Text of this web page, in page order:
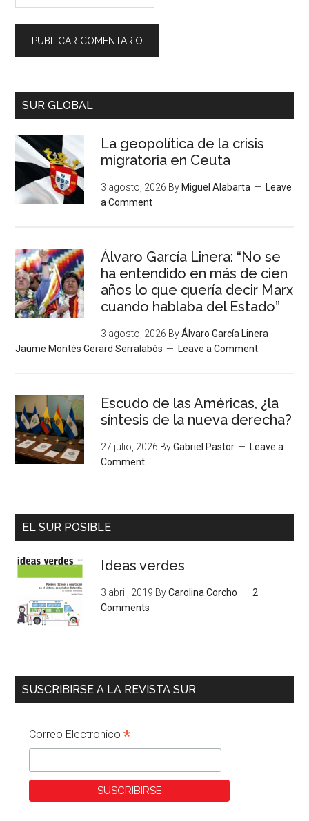
SUR GLOBAL
La geopolítica de la crisis
migratoria en Ceuta
3 agosto, 2026 By Miguel Alabarta
Leave
a Comment
Álvaro García Linera: “No se
ha entendido en más de cien
años lo que quería decir Marx
cuando hablaba del Estado”
3 agosto, 2026 ByÁlvaro García Linera
Jaume Montés Gerard Serralabós
Leave a Comment
Escudo de las Américas, ¿la
síntesis de la nueva derecha?
27 julio, 2026 ByGabriel Pastor
Leave a
Comment
EL SUR POSIBLE
Ideas verdes
3 abril, 2019 ByCarolina Corcho
2
Comments
SUSCRIBIRSE A LA REVISTA SUR
Correo Electronico*